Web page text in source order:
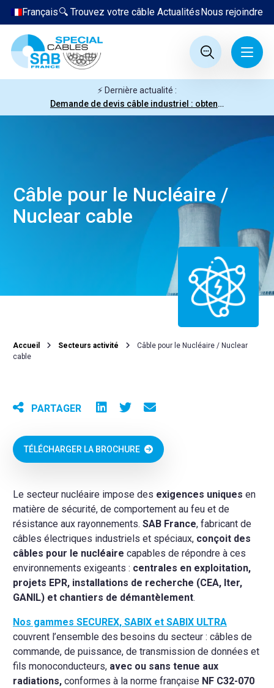
Nous rejoindre
Actualités
🔍 Trouvez votre câble
Français
⚡ Dernière actualité :
Demande de devis câble industriel : obtenez votre prix en quelques clics
Câble pour le Nucléaire /
Nuclear cable
Accueil Secteurs activité
Câble pour le Nucléaire / Nuclear
cable
PARTAGER
TÉLÉCHARGER LA BROCHURE
Le secteur nucléaire impose des exigences uniques en
matière de sécurité, de comportement au feu et de
résistance aux rayonnements. SAB France, fabricant de
câbles électriques industriels et spéciaux, conçoit des
câbles pour le nucléaire capables de répondre à ces
environnements exigeants : centrales en exploitation,
projets EPR, installations de recherche (CEA, Iter,
GANIL) et chantiers de démantèlement.
Nos gammes SECUREX, SABIX et SABIX ULTRA
couvrent l’ensemble des besoins du secteur : câbles de
commande, de puissance, de transmission de données et
fils monoconducteurs, avec ou sans tenue aux
radiations, conformes à la norme française NF C32-070